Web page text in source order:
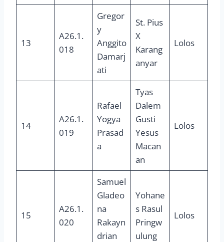
13
A26.1.
018
Gregor
y
Anggito
Damarj
ati
St. Pius
X
Karang
anyar
Lolos
14
A26.1.
019
Rafael
Yogya
Prasad
a
Tyas
Dalem
Gusti
Yesus
Macan
an
Lolos
15
A26.1.
020
Samuel
Gladeo
na
Rakayn
drian
Yohane
s Rasul
Pringw
ulung
Lolos